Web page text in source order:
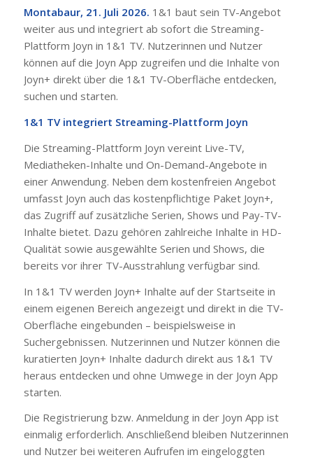
Montabaur, 21. Juli 2026. 1&1 baut sein TV-Angebot
weiter aus und integriert ab sofort die Streaming-
Plattform Joyn in 1&1 TV. Nutzerinnen und Nutzer
können auf die Joyn App zugreifen und die Inhalte von
Joyn+ direkt über die 1&1 TV-Oberfläche entdecken,
suchen und starten.
1&1 TV integriert Streaming-Plattform Joyn
Die Streaming-Plattform Joyn vereint Live-TV,
Mediatheken-Inhalte und On-Demand-Angebote in
einer Anwendung. Neben dem kostenfreien Angebot
umfasst Joyn auch das kostenpflichtige Paket Joyn+,
das Zugriff auf zusätzliche Serien, Shows und Pay-TV-
Inhalte bietet. Dazu gehören zahlreiche Inhalte in HD-
Qualität sowie ausgewählte Serien und Shows, die
bereits vor ihrer TV-Ausstrahlung verfügbar sind.
In 1&1 TV werden Joyn+ Inhalte auf der Startseite in
einem eigenen Bereich angezeigt und direkt in die TV-
Oberfläche eingebunden – beispielsweise in
Suchergebnissen. Nutzerinnen und Nutzer können die
kuratierten Joyn+ Inhalte dadurch direkt aus 1&1 TV
heraus entdecken und ohne Umwege in der Joyn App
starten.
Die Registrierung bzw. Anmeldung in der Joyn App ist
einmalig erforderlich. Anschließend bleiben Nutzerinnen
und Nutzer bei weiteren Aufrufen im eingeloggten